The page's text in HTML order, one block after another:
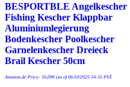
BESPORTBLE Angelkescher
Fishing Kescher Klappbar
Aluminiumlegierung
Bodenkescher Poolkescher
Garnelenkescher Dreieck
Brail Kescher 50cm
Amazon.de Price: 16,09€(as of 06/10/2025 14:55 PST-